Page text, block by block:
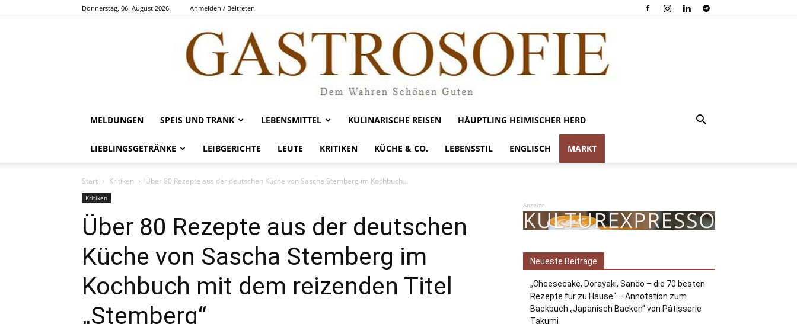
Donnerstag, 06. August 2026 Anmelden / Beitreten
Gastrosofie
MELDUNGEN SPEIS UND TRANK LEBENSMITTEL KULINARISCHE REISEN HÄUPTLING HEIMISCHER HERD
LIEBLINGSGETRÄNKE LEIBGERICHTE LEUTE KRITIKEN KÜCHE & CO. LEBENSSTIL ENGLISCH MARKT
Start Kritiken Über 80 Rezepte aus der deutschen Küche von Sascha Stemberg im Kochbuch...
Kritiken
Über 80 Rezepte aus der deutschen
Küche von Sascha Stemberg im
Kochbuch mit dem reizenden Titel
„Stemberg“
Anzeige
Neueste Beiträge
„Cheesecake, Dorayaki, Sando – die 70 besten
Rezepte für zu Hause“ – Annotation zum
Backbuch „Japanisch Backen“ von Pâtisserie
Takumi